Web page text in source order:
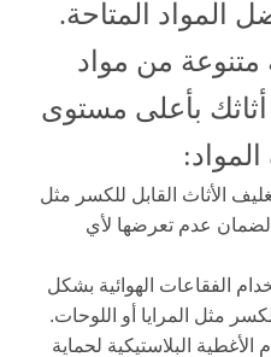
المواد المتاحة.
من مواد
بأعلى مستوى
الأثاث القابل للكسر مثل
لضمان عدم تعرضها لأي
الفقاعات الهوائية بشكل
مثل المرايا أو اللوحات.
الأغطية البلاستيكية لحماية